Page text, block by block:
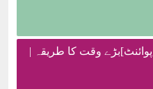
وقت کا طریقہ |